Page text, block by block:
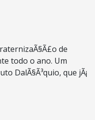
de
todo o ano. Um
DalÃ§Ã³quio, que jÃ¡